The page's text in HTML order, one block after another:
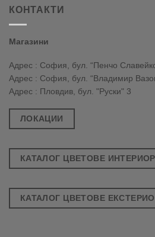
КОНТАКТИ
Магазини
Адрес : София, бул. “Пенчо
Адрес : София, бул. “Владимир
Адрес : Пловдив, бул. "Руски" 3
ЛОКАЦИИ
КАТАЛОГ ЦВЕТОВЕ
КАТАЛОГ ЦВЕТОВЕ